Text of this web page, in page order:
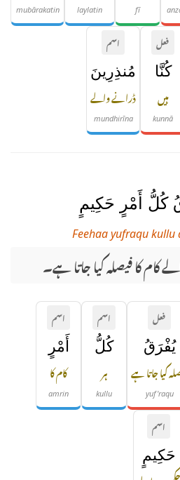
fī
laylatin
mubārakatin
فعل
كُنَّا
ہیں
kunnā
اسم
مُنذِرِينَ
ڈرانے والے
mundhirīna
كُلُّ أَمْرٍ حَكِيمٍ
Feehaa yufraqu kullu
کام کا فیصلہ کیا جاتا ہے۔
فعل
يُفْرَقُ
کیا جاتا ہے
yuf'raqu
اسم
كُلُّ
ہر
kullu
اسم
أَمْرٍ
کام کا
amrin
اسم
حَكِيمٍ